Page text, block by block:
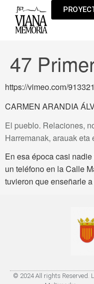
47
https://vimeo.com/
CARMEN ARANDIA
El pueblo. Relaciones,
Harremanak, arauak eta
En esa época casi
un teléfono en la Calle
tuvieron que enseñarle
© 2024 All rights Reserved.